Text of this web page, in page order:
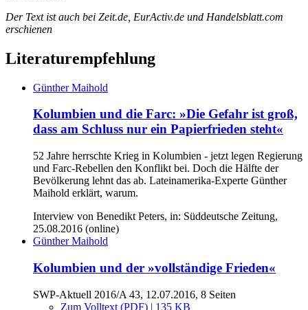
Der Text ist auch bei Zeit.de, EurActiv.de und Handelsblatt.com
erschienen
Literaturempfehlung
Günther Maihold
Kolumbien und die Farc: »Die Gefahr ist groß,
dass am Schluss nur ein Papierfrieden steht«
52 Jahre herrschte Krieg in Kolumbien - jetzt legen Regierung
und Farc-Rebellen den Konflikt bei. Doch die Hälfte der
Bevölkerung lehnt das ab. Lateinamerika-Experte Günther
Maihold erklärt, warum.
Interview von Benedikt Peters, in: Süddeutsche Zeitung,
25.08.2016 (online)
Günther Maihold
Kolumbien und der »vollständige Frieden«
SWP-Aktuell 2016/A 43, 12.07.2016, 8 Seiten
Zum Volltext (PDF) | 135 KB